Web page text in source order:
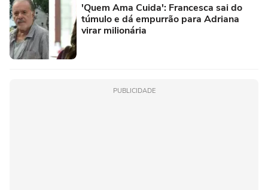
'Quem Ama Cuida': Francesca sai do
túmulo e dá empurrão para Adriana
virar milionária
PUBLICIDADE